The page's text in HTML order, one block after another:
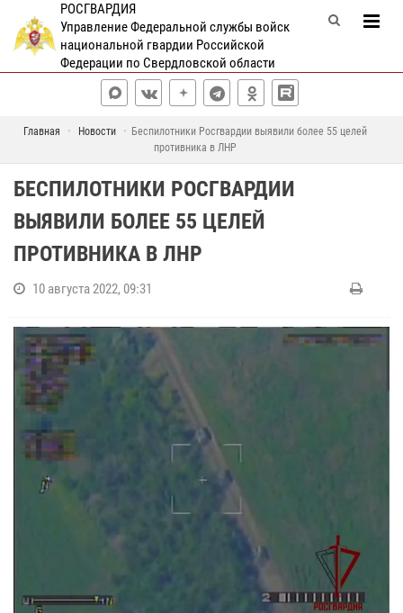
РОСГВАРДИЯ
Управление Федеральной службы войск
национальной гвардии Российской
Федерации по Свердловской области
Главная Новости
Беспилотники Росгвардии выявили более 55 целей
противника в ЛНР
БЕСПИЛОТНИКИ РОСГВАРДИИ
ВЫЯВИЛИ БОЛЕЕ 55 ЦЕЛЕЙ
ПРОТИВНИКА В ЛНР
10 августа 2022, 09:31